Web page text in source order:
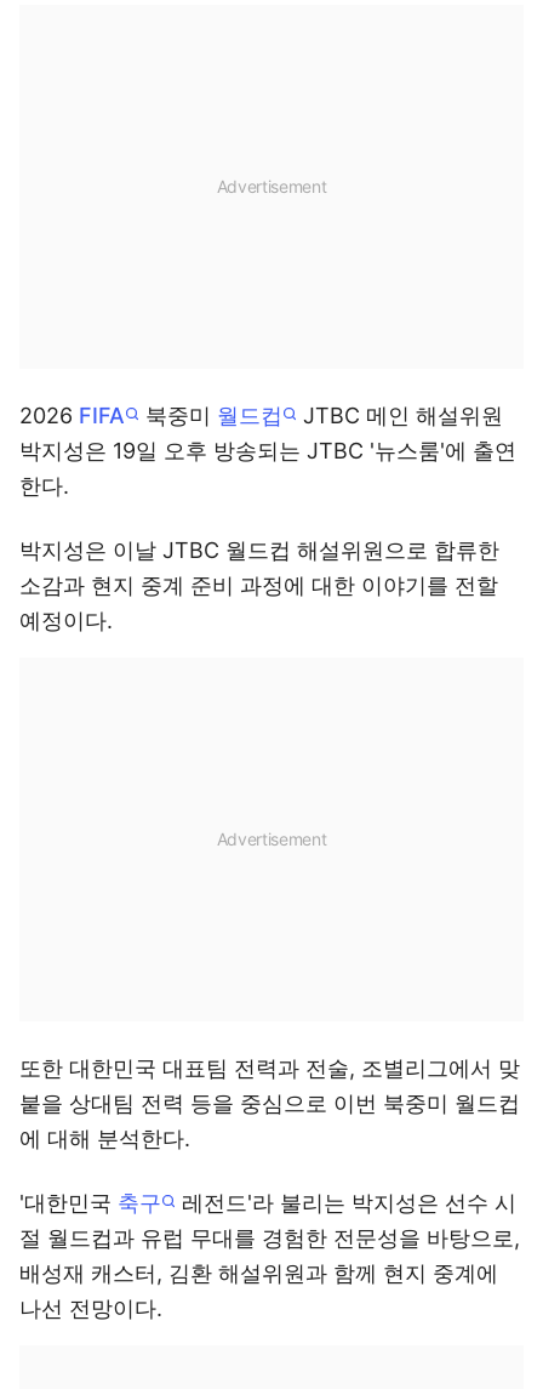
2026 FIFA 북중미 월드컵
JTBC 메인 해설위원
박지성은 19일 오후 방송되는 JTBC '뉴스룸'에 출연
한다.
박지성은 이날 JTBC 월드컵 해설위원으로 합류한
소감과 현지 중계 준비 과정에 대한 이야기를 전할
예정이다.
또한 대한민국 대표팀 전력과 전술, 조별리그에서 맞
붙을 상대팀 전력 등을 중심으로 이번 북중미 월드컵
에 대해 분석한다.
'대한민국 축구
레전드'라 불리는 박지성은 선수 시
절 월드컵과 유럽 무대를 경험한 전문성을 바탕으로,
배성재 캐스터, 김환 해설위원과 함께 현지 중계에
나선 전망이다.